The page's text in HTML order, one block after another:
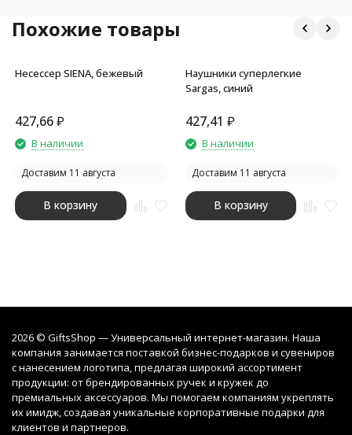
Похожие товары
Несессер SIENA, бежевый
427,66₽
В наличии
Доставим 11 августа
В корзину
Наушники суперлегкие
Sargas, синий
427,41 ₽
В наличии
Доставим 11 августа
В корзину
2026 © GiftsShop — Универсальный интернет-магазин. Наша
компания занимается поставкой бизнес-подарков и сувениров
с нанесением логотипа, предлагая широкий ассортимент
продукции: от брендированных ручек и кружек до
премиальных аксессуаров. Мы помогаем компаниям укреплять
их имидж, создавая уникальные корпоративные подарки для
клиентов и партнеров.